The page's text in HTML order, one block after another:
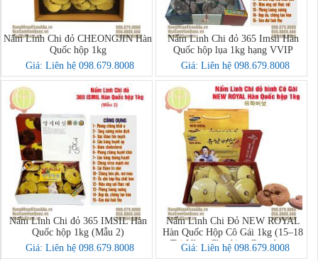
Nấm Linh Chi đỏ CHEONGJIN Hàn
Quốc hộp 1kg
Giá: Liên hệ 098.679.8008
Nấm Linh Chi đỏ 365 Imsil Hàn
Quốc hộp lụa 1kg hạng VVIP
Giá: Liên hệ 098.679.8008
Nấm Linh Chi đỏ 365 IMSIL Hàn
Quốc hộp 1kg (Mẫu 2)
Giá: Liên hệ 098.679.8008
Nấm Linh Chi Đỏ NEW ROYAL
Hàn Quốc Hộp Cô Gái 1kg (15–18
Tai Vàng Chanh) – Ganoderma
Lucidum Premium
Giá: Liên hệ 098.679.8008